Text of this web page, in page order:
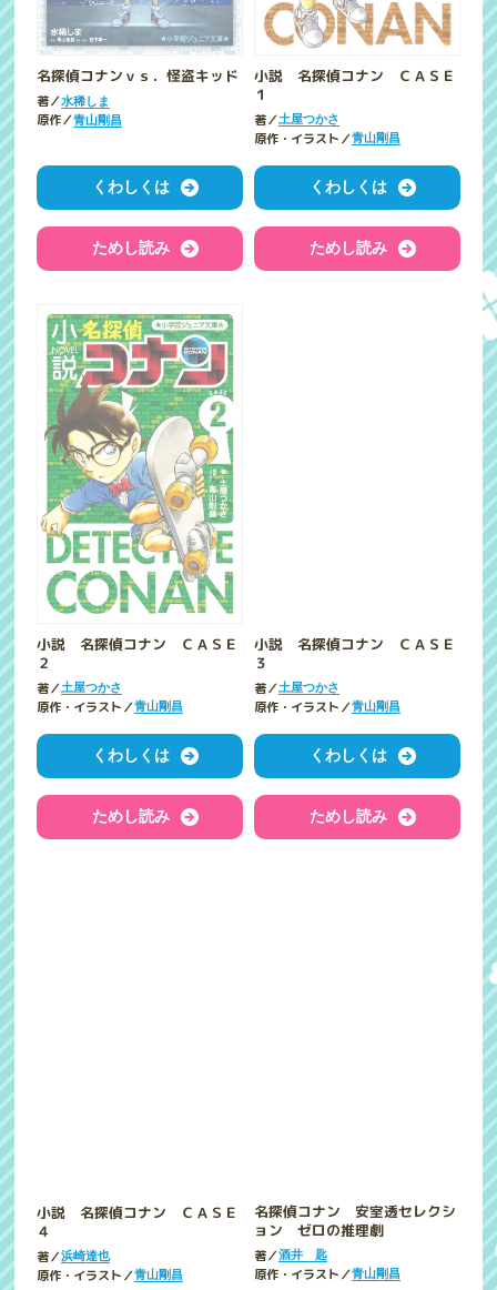
名探偵コナンｖｓ．怪盗キッド
著／水稀しま
原作／青山剛昌
くわしくは
ためし読み
小説 名探偵コナン ＣＡＳＥ
１
著／土屋つかさ
原作・イラスト／青山剛昌
くわしくは
ためし読み
小説 名探偵コナン ＣＡＳＥ
２
著／土屋つかさ
原作・イラスト／青山剛昌
くわしくは
ためし読み
小説 名探偵コナン ＣＡＳＥ
３
著／土屋つかさ
原作・イラスト／青山剛昌
くわしくは
ためし読み
小説 名探偵コナン ＣＡＳＥ
４
著／浜崎達也
原作・イラスト／青山剛昌
名探偵コナン 安室透セレクシ
ョン ゼロの推理劇
著／酒井 匙
原作・イラスト／青山剛昌